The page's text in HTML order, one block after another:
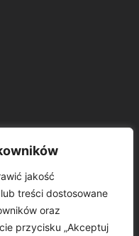
jakość
treści dostosowane
oraz
przycisku „Akceptuj